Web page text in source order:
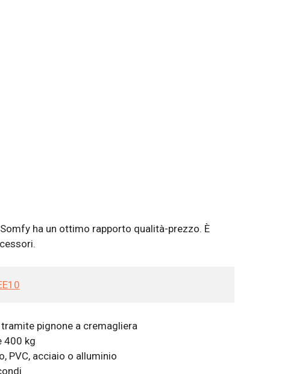
ha un ottimo rapporto qualità-prezzo. È
pignone a cremagliera
400 kg
PVC, acciaio o alluminio